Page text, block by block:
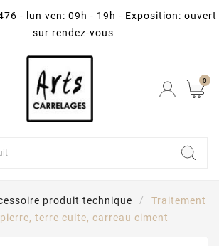
-
lun ven: 09h - 19h - Exposition: ouvert
sur rendez-vous
0
produit technique
Traitement
terre cuite, carreau ciment